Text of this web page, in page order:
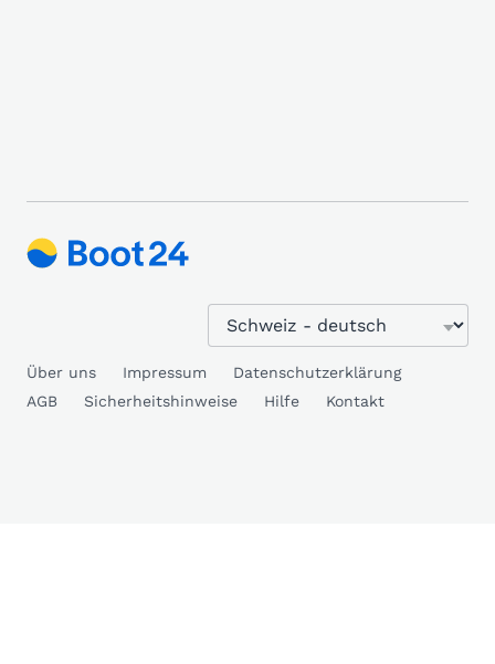
Über uns Impressum
Datenschutzerklärung
AGB
Sicherheitshinweise Hilfe Kontakt